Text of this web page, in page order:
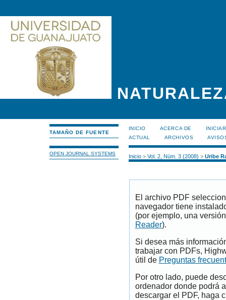
TAMAÑO DE FUENTE
OPEN JOURNAL SYSTEMS
INICIO ACERCA DE
ACTUAL
ARCHIVOS
Inicio> Vol. 2, Núm. 3 (2008) > Uribe
El archivo PDF
navegador tiene
(por ejemplo, una
Reader).
Si desea más
trabajar con PDFs,
útil de Preguntas
Por otro lado, puede
ordenador donde podrá
descargar el PDF, haga